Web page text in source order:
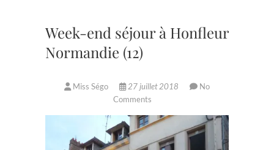
Week-end séjour à Honfleur
Normandie (12)
Miss Ségo 27 juillet 2018
No
Comments